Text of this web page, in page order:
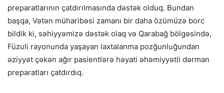
preparatlarının çatdırılmasında dəstək olduq. Bundan
başqa, Vətən müharibəsi zamanı bir daha özümüzə borc
bildik ki, səhiyyəmizə dəstək olaq və Qarabağ bölgəsində,
Füzuli rayonunda yaşayan laxtalanma pozğunluğundan
əziyyət çəkən ağır pasientlərə həyati əhəmiyyətli dərman
preparatları çatdırdıq.